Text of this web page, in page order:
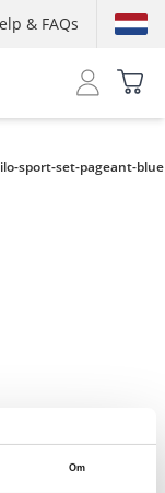
Om
& FAQs
sport-set-pageant-blue